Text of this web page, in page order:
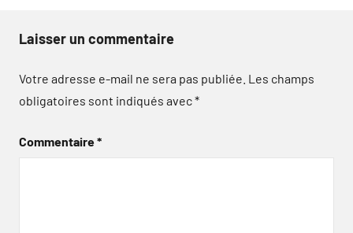
Laisser un commentaire
Votre adresse e-mail ne sera pas publiée. Les champs
obligatoires sont indiqués avec*
Commentaire*